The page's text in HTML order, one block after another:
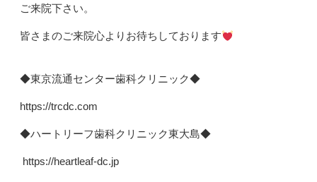
ご来院下さい。
皆さまのご来院心よりお待ちしております
◆東京流通センター歯科クリニック◆
https://trcdc.com
◆ハートリーフ歯科クリニック東大島◆
https://heartleaf-dc.jp